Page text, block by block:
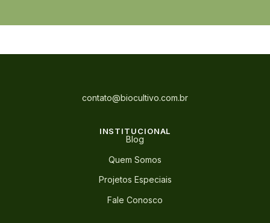
contato@biocultivo.com.br
INSTITUCIONAL
Blog
Quem Somos
Projetos Especiais
Fale Conosco